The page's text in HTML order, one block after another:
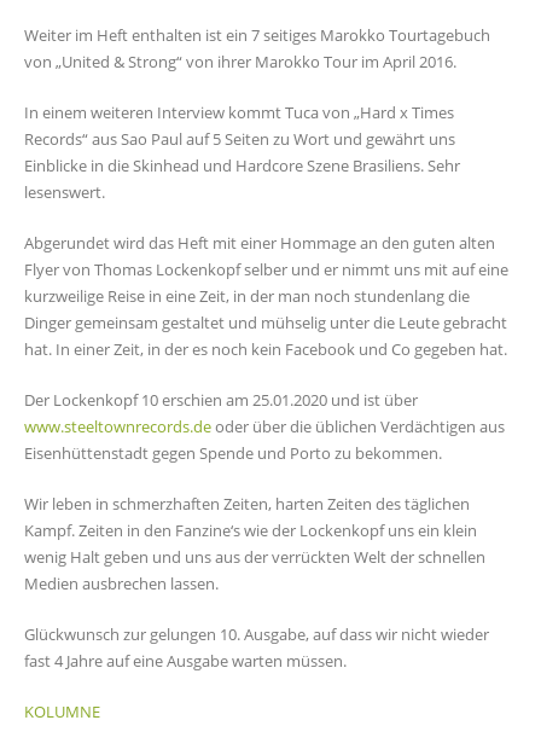
Weiter im Heft enthalten ist ein 7 seitiges Marokko Tourtagebuch
von „United & Strong“ von ihrer Marokko Tour im April 2016.
In einem weiteren Interview kommt Tuca von „Hard x Times
Records“ aus Sao Paul auf 5 Seiten zu Wort und gewährt uns
Einblicke in die Skinhead und Hardcore Szene Brasiliens. Sehr
lesenswert.
Abgerundet wird das Heft mit einer Hommage an den guten alten
Flyer von Thomas Lockenkopf selber und er nimmt uns mit auf eine
kurzweilige Reise in eine Zeit, in der man noch stundenlang die
Dinger gemeinsam gestaltet und mühselig unter die Leute gebracht
hat. In einer Zeit, in der es noch kein Facebook und Co gegeben hat.
Der Lockenkopf 10 erschien am 25.01.2020 und ist über
www.steeltownrecords.deoder über die üblichen Verdächtigen aus
Eisenhüttenstadt gegen Spende und Porto zu bekommen.
Wir leben in schmerzhaften Zeiten, harten Zeiten des täglichen
Kampf. Zeiten in den Fanzine‘s wie der Lockenkopf uns ein klein
wenig Halt geben und uns aus der verrückten Welt der schnellen
Medien ausbrechen lassen.
Glückwunsch zur gelungen 10. Ausgabe, auf dass wir nicht wieder
fast 4 Jahre auf eine Ausgabe warten müssen.
KOLUMNE